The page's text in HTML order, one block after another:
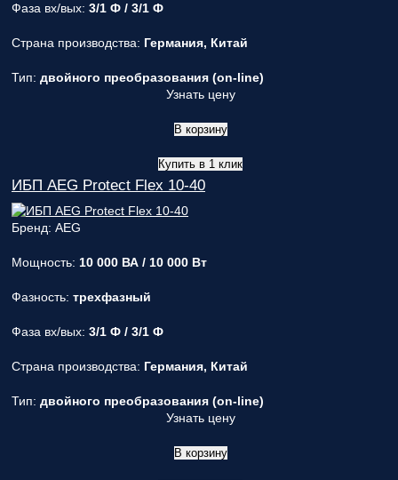
Фаза вх/вых: 3/1 Ф / 3/1 Ф
Страна производства: Германия, Китай
Тип: двойного преобразования (on-line)
Узнать цену
В корзину
Купить в 1 клик
ИБП AEG Protect Flex 10-40
Бренд: AEG
Мощность: 10 000 ВА / 10 000 Вт
Фазность: трехфазный
Фаза вх/вых: 3/1 Ф / 3/1 Ф
Страна производства: Германия, Китай
Тип: двойного преобразования (on-line)
Узнать цену
В корзину